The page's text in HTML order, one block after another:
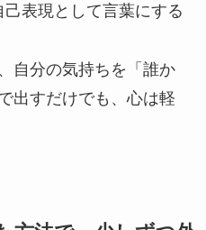
表現として言葉にする
自分の気持ちを「誰か
出すだけでも、心は軽